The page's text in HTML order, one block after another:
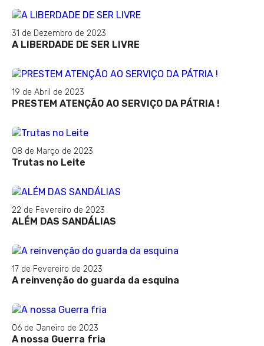
31 de Dezembro de 2023
A LIBERDADE DE SER LIVRE
19 de Abril de 2023
PRESTEM ATENÇÃO AO SERVIÇO DA PÁTRIA !
08 de Março de 2023
Trutas no Leite
22 de Fevereiro de 2023
ALÉM DAS SANDÁLIAS
17 de Fevereiro de 2023
A reinvenção do guarda da esquina
06 de Janeiro de 2023
A nossa Guerra fria